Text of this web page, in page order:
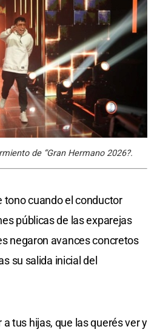
de “Gran Hermano 2026?.
tono cuando el conductor
públicas de las exparejas
negaron avances concretos
su salida inicial del
tus hijas, que las querés ver y